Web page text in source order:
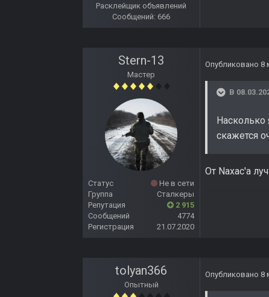
Расклейщик объявлений
Сообщений: 666
Stern-13
Мастер
Статус
Не в сети
Группа
Сталкеры
Репутация
2 915
Сообщений
4774
Регистрация
21.07.2020
Опубликовано 8
В
скажется
От Naxac'a
tolyan366
Опытный
Опубликовано 8